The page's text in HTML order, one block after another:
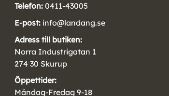
Telefon: 0411-43005
E-post: info@landang.se
Adress till butiken:
Norra Industrigatan 1
274 30 Skurup
Öppettider:
Måndag-Fredag 9-18